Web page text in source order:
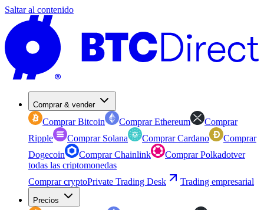
Saltar al contenido
Comprar & vender
Comprar Bitcoin Comprar Ethereum
Comprar
Ripple
Comprar Solana Comprar Cardano
Comprar
Dogecoin
Comprar Chainlink Comprar Polkadotver
todas las criptomonedas
Comprar cryptoPrivate Trading Desk Trading empresarial
Precios